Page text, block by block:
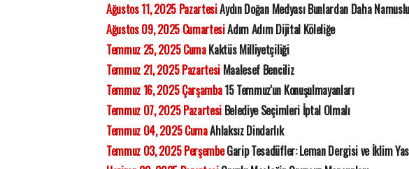
Ağustos 11, 2025 PazartesiAydın Doğan Medyası Bunlardan Daha
Ağustos 09, 2025 CumartesiAdım Adım Dijital Köleliğe
Temmuz 25, 2025 CumaKaktüs Milliyetçiliği
Temmuz 21, 2025 Pazartesi Maalesef Benciliz
Temmuz 16, 2025 Çarşamba15 Temmuz'un Konuşulmayanları
Temmuz 07, 2025 Pazartesi Belediye Seçimleri İptal Olmalı
Temmuz 04, 2025 CumaAhlaksız Dindarlık
Temmuz 03, 2025 PerşembeGarip Tesadüfler: Leman Dergisi ve İklim